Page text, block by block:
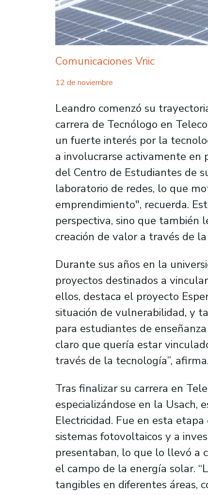
Comunicaciones Vriic
12 de noviembre
Leandro comenzó su
carrera de Tecnólogo en
un fuerte interés por la
a involucrarse activamente en
del Centro de Estudiantes de
laboratorio de redes, lo que
emprendimiento", recuerda.
perspectiva, sino que también
creación de valor a través de
Durante sus años en la
proyectos destinados a
ellos, destaca el proyecto
situación de vulnerabilidad, y
para estudiantes de
claro que quería estar
través de la tecnología”, afirma.
Tras finalizar su carrera en
especializándose en la Usach,
Electricidad. Fue en esta
sistemas fotovoltaicos y a
presentaban, lo que lo llevó a
el campo de la energía solar.
tangibles en diferentes áreas,